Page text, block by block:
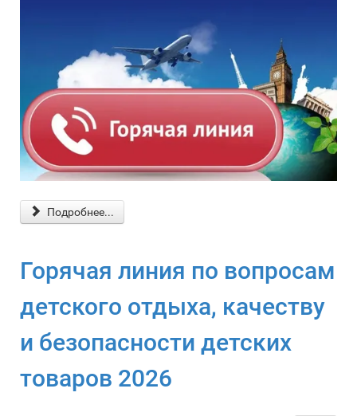
Подробнее...
Горячая линия по вопросам
детского отдыха, качеству
и безопасности детских
товаров 2026